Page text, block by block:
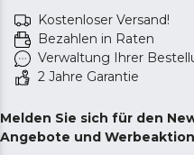
Kostenloser Versand!
Bezahlen in Raten
Verwaltung Ihrer
2 Jahre Garantie
Melden Sie sich für den
Angebote und